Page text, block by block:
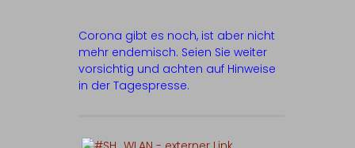
Corona gibt es noch, ist aber nicht
mehr endemisch. Seien Sie weiter
vorsichtig und achten auf Hinweise
in der Tagespresse.